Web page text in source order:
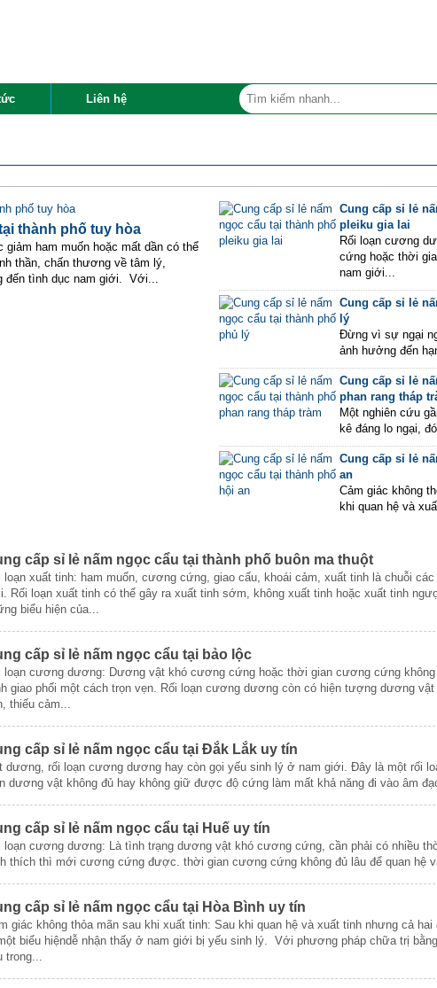
Liên hệ
thành phố tuy hòa
ham muốn hoặc mất dần có thể
thần, chấn thương về tâm lý,
đến tình dục nam giới. Với...
Cung cấp sỉ lẻ
pleiku gia lai
Rối loạn cương
cứng hoặc thời
nam giới...
Cung cấp sỉ lẻ
lý
Đừng vì sự ngại
ảnh hưởng đến
Cung cấp sỉ lẻ
phan rang tháp
Một nghiên cứu
kê đáng lo ngại,
Cung cấp sỉ lẻ
an
Cảm giác không
khi quan hệ và
cấp sỉ lẻ nấm ngọc cẩu tại thành phố buôn ma thuột
loạn xuất tinh: ham muốn, cương cứng, giao cấu, khoái cảm, xuất tinh là chuỗi
Rối loạn xuất tinh có thể gây ra xuất tinh sớm, không xuất tinh hoặc xuất tinh
biểu hiện của...
cấp sỉ lẻ nấm ngọc cẩu tại bảo lộc
loạn cương dương: Dương vật khó cương cứng hoặc thời gian cương cứng không
giao phối một cách trọn vẹn. Rối loạn cương dương còn có hiện tượng dương
thiếu cảm...
cấp sỉ lẻ nấm ngọc cẩu tại Đắk Lắk uy tín
dương, rối loạn cương dương hay còn gọi yếu sinh lý ở nam giới. Đây là một rối
dương vật không đủ hay không giữ được độ cứng làm mất khả năng đi vào âm
cấp sỉ lẻ nấm ngọc cẩu tại Huế uy tín
loạn cương dương: Là tình trạng dương vật khó cương cứng, cần phải có nhiều
thích thì mới cương cứng được. thời gian cương cứng không đủ lâu để quan hệ
cấp sỉ lẻ nấm ngọc cẩu tại Hòa Bình uy tín
giác không thỏa mãn sau khi xuất tinh: Sau khi quan hệ và xuất tinh nhưng cả
biểu hiệndễ nhận thấy ở nam giới bị yếu sinh lý. Với phương pháp chữa trị
trong...